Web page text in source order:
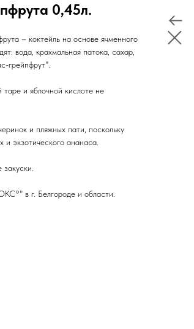
0,45л.
– коктейль на основе ячменного
вода, крахмальная патока, сахар,
грейпфрут".
и яблочной кислоте не
и пляжных пати, поскольку
и экзотического ананаса.
в г. Белгороде и области.